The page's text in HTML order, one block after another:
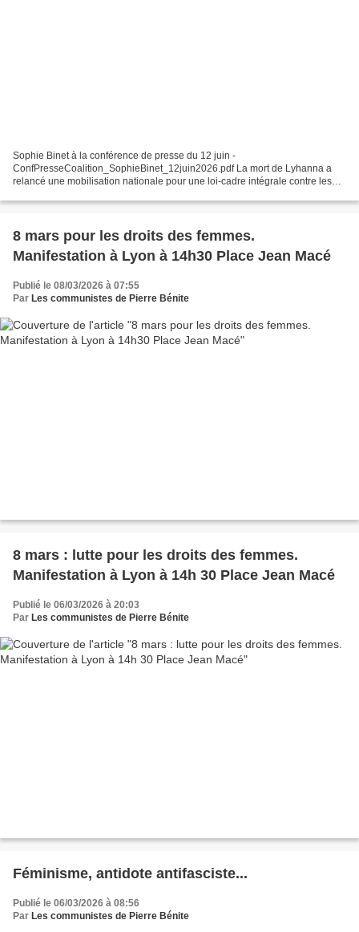
Sophie Binet à la conférence de presse du 12 juin -
ConfPresseCoalition_SophieBinet_12juin2026.pdf La mort de Lyhanna a
relancé une mobilisation nationale pour une loi-cadre intégrale contre les
8 mars pour les droits des femmes.
Manifestation à Lyon à 14h30 Place Jean Macé
Publié le 08/03/2026 à 07:55
Par Les communistes de Pierre Bénite
8 mars : lutte pour les droits des femmes.
Manifestation à Lyon à 14h 30 Place Jean Macé
Publié le 06/03/2026 à 20:03
Par Les communistes de Pierre Bénite
Féminisme, antidote antifasciste...
Publié le 06/03/2026 à 08:56
Par Les communistes de Pierre Bénite